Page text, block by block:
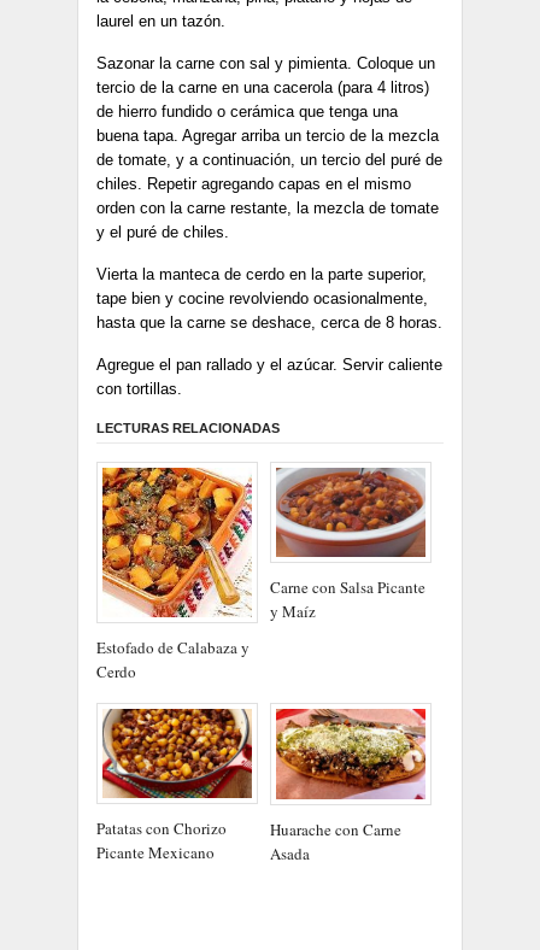
laurel en un tazón.
Sazonar la carne con sal y pimienta. Coloque un
tercio de la carne en una cacerola (para 4 litros)
de hierro fundido o cerámica que tenga una
buena tapa. Agregar arriba un tercio de la mezcla
de tomate, y a continuación, un tercio del puré de
chiles. Repetir agregando capas en el mismo
orden con la carne restante, la mezcla de tomate
y el puré de chiles.
Vierta la manteca de cerdo en la parte superior,
tape bien y cocine revolviendo ocasionalmente,
hasta que la carne se deshace, cerca de 8 horas.
Agregue el pan rallado y el azúcar. Servir caliente
con tortillas.
LECTURAS RELACIONADAS
Estofado de Calabaza y
Cerdo
Carne con Salsa Picante
y Maíz
Patatas con Chorizo
Picante Mexicano
Huarache con Carne
Asada